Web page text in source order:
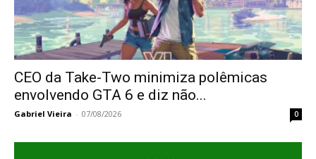
CEO da Take-Two minimiza polêmicas
envolvendo GTA 6 e diz não...
Gabriel Vieira - 07/08/2026 0